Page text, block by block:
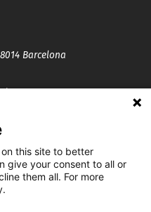
Barcelona
this site to better
give your consent to all or
them all. For more